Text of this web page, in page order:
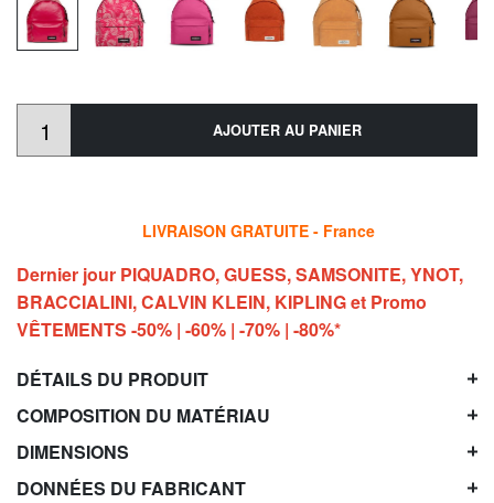
AJOUTER AU PANIER
LIVRAISON GRATUITE - France
Dernier jour PIQUADRO, GUESS, SAMSONITE, YNOT,
BRACCIALINI, CALVIN KLEIN, KIPLING et Promo
VÊTEMENTS -50% | -60% | -70% | -80%*
DÉTAILS DU PRODUIT
COMPOSITION DU MATÉRIAU
DIMENSIONS
DONNÉES DU FABRICANT